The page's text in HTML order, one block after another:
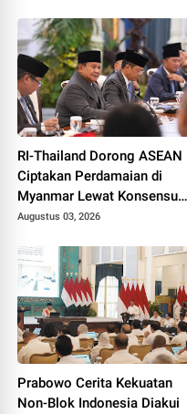
RI-Thailand Dorong ASEAN
Ciptakan Perdamaian di
Myanmar Lewat Konsensus
5 Poin
Augustus 03, 2026
Prabowo Cerita Kekuatan
Non-Blok Indonesia Diakui